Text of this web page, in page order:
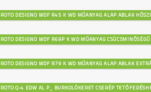
ROTO DESIGNO WDF R45 K WD MŰANYAG ALAP ABLAK
ROTO DESIGNO WDF R69P K WD MŰANYAG CSÚCSMINŐSÉGŰ
ROTO DESIGNO WDF R79 K WD MŰANYAG ALAP ABLAK
ROTO Q-4 EDW AL P_ BURKOLÓKERET CSERÉP